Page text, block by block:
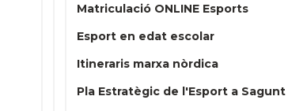
Matriculació ONLINE Esports
Esport en edat escolar
Itineraris marxa nòrdica
Pla Estratègic de l'Esport a Sagunt